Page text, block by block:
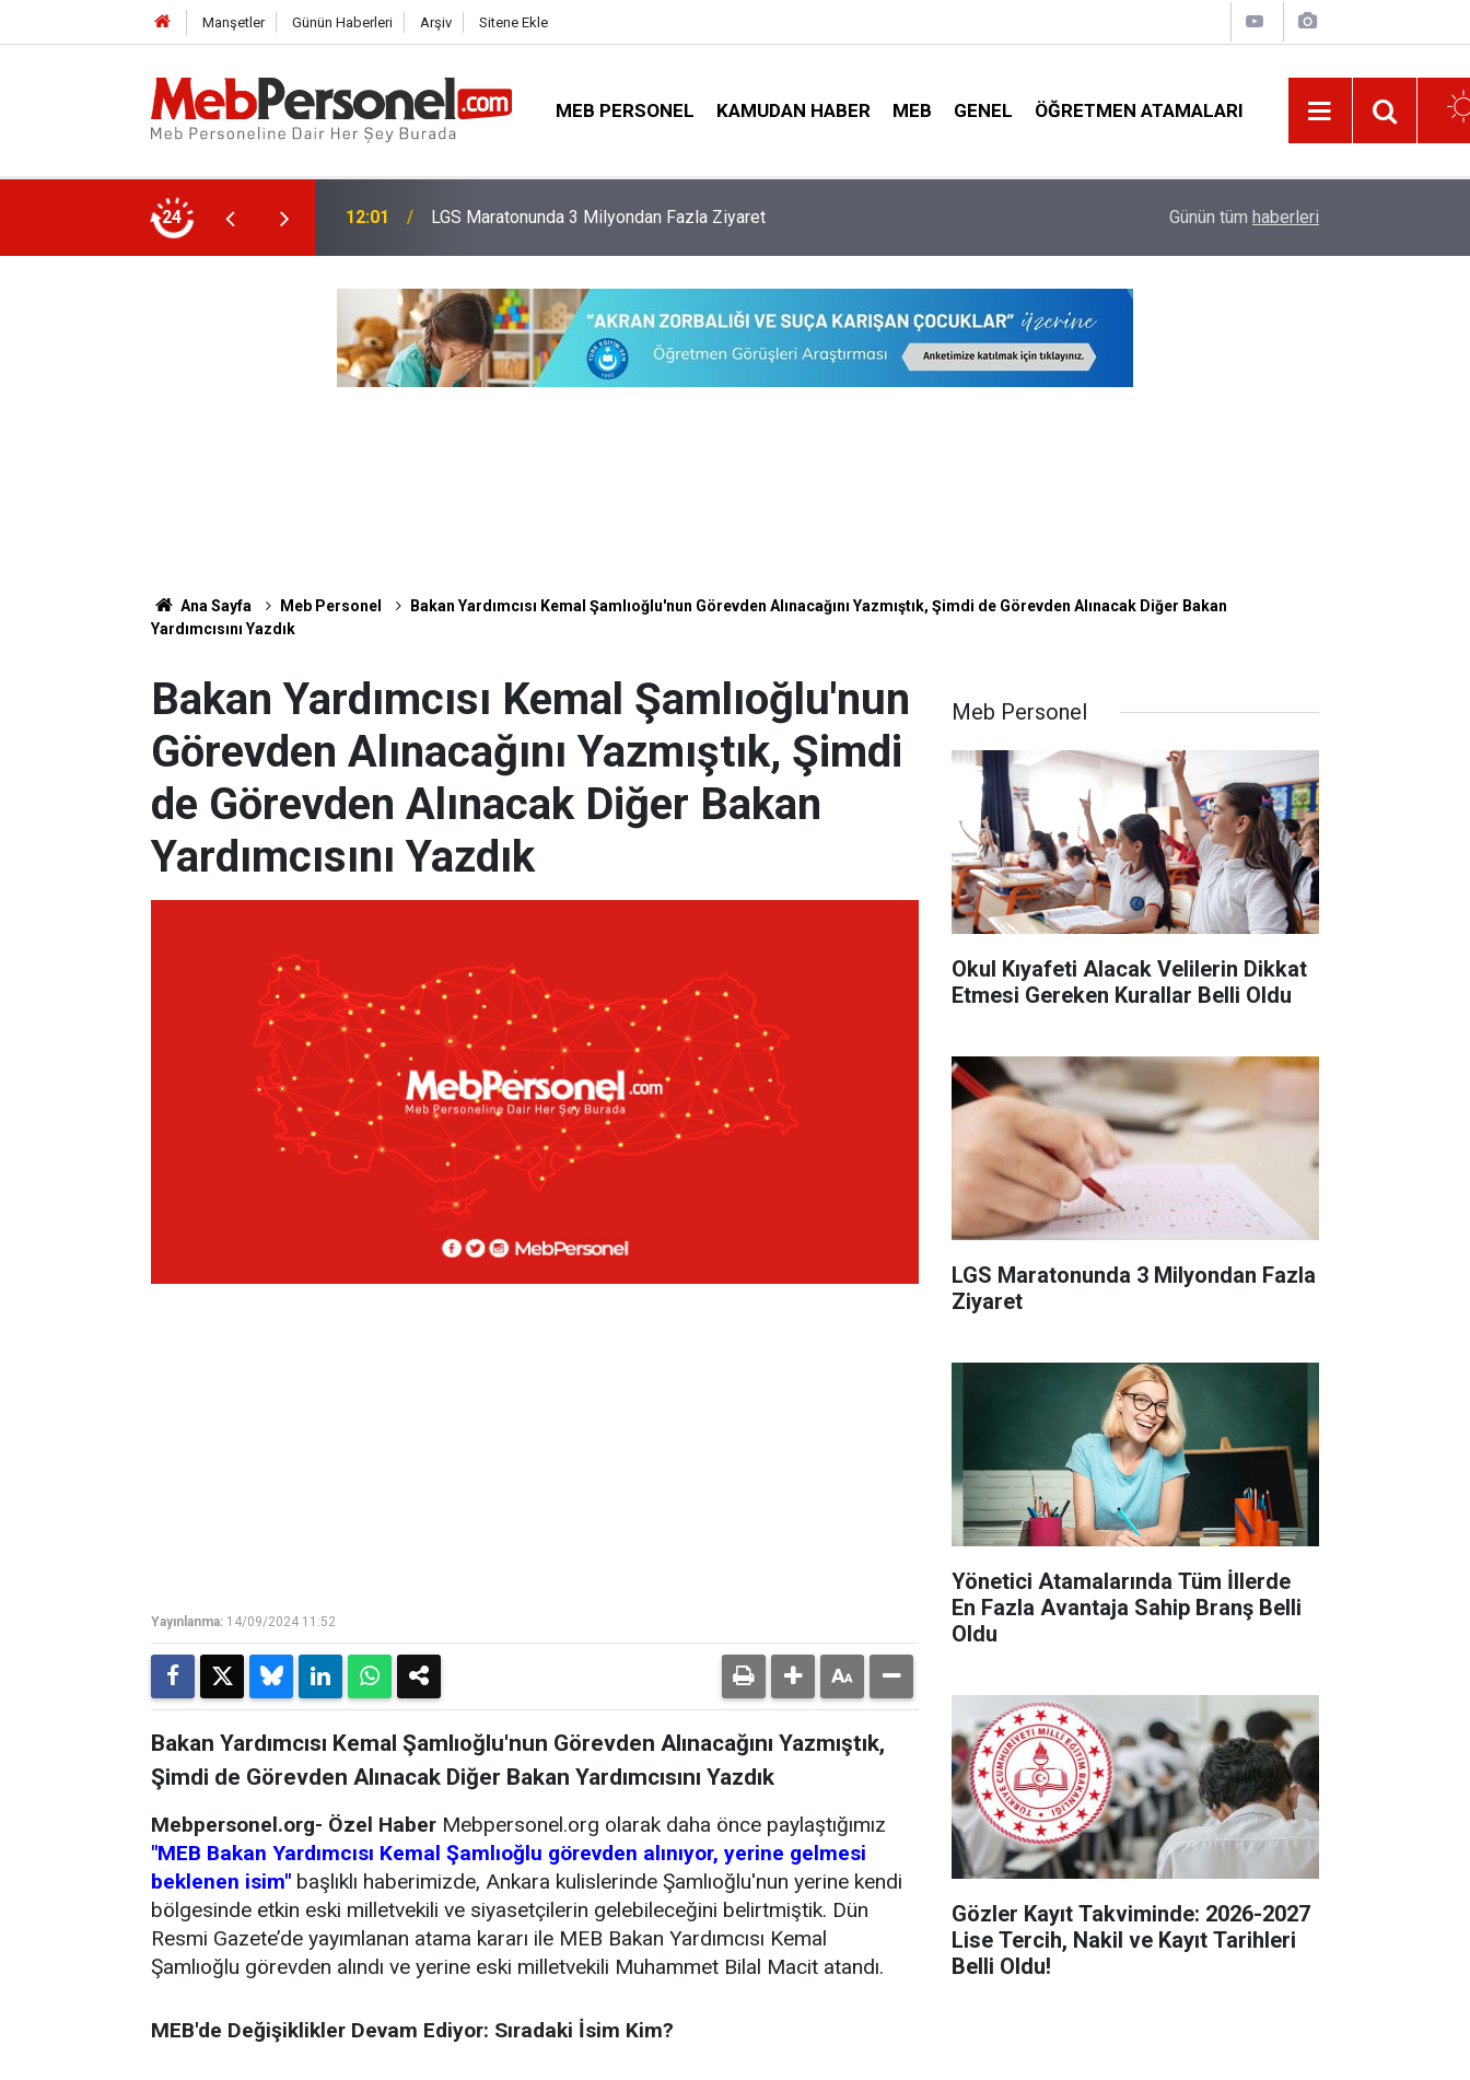
Manşetler Günün Haberleri Arşiv Sitene Ekle
MEB PERSONEL KAMUDAN HABER MEB GENEL ÖĞRETMEN ATAMALARI
24 11:32 Yönetici Atamalarında Tüm İllerde En Fazla Avantaja Sahip Branş Belli Oldu Günün tüm haberleri
Ana Sayfa Meb Personel
Bakan Yardımcısı Kemal Şamlıoğlu'nun Görevden Alınacağını Yazmıştık, Şimdi de Görevden Alınacak Diğer Bakan
Yardımcısını Yazdık
Bakan Yardımcısı Kemal Şamlıoğlu'nun
Görevden Alınacağını Yazmıştık, Şimdi
de Görevden Alınacak Diğer Bakan
Yardımcısını Yazdık
Yayınlanma: 14/09/2024 11:52
Bakan Yardımcısı Kemal Şamlıoğlu'nun Görevden Alınacağını Yazmıştık,
Şimdi de Görevden Alınacak Diğer Bakan Yardımcısını Yazdık
Mebpersonel.org- Özel Haber Mebpersonel.org olarak daha önce paylaştığımız
"MEB Bakan Yardımcısı Kemal Şamlıoğlu görevden alınıyor, yerine gelmesi
beklenen isim" başlıklı haberimizde, Ankara kulislerinde Şamlıoğlu'nun yerine kendi
bölgesinde etkin eski milletvekili ve siyasetçilerin gelebileceğini belirtmiştik. Dün
Resmi Gazete’de yayımlanan atama kararı ile MEB Bakan Yardımcısı Kemal
Şamlıoğlu görevden alındı ve yerine eski milletvekili Muhammet Bilal Macit atandı.
MEB'de Değişiklikler Devam Ediyor: Sıradaki İsim Kim?
Meb Personel
Okul Kıyafeti Alacak Velilerin Dikkat
Etmesi Gereken Kurallar Belli Oldu
LGS Maratonunda 3 Milyondan Fazla
Ziyaret
Yönetici Atamalarında Tüm İllerde
En Fazla Avantaja Sahip Branş Belli
Oldu
Gözler Kayıt Takviminde: 2026-2027
Lise Tercih, Nakil ve Kayıt Tarihleri
Belli Oldu!